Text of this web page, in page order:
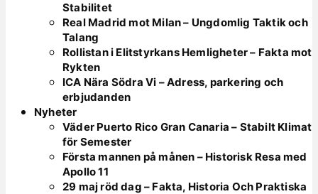
Stabilitet
Real Madrid mot Milan – Ungdomlig Taktik och
Talang
Rollistan i Elitstyrkans Hemligheter – Fakta mot
Rykten
ICA Nära Södra Vi – Adress, parkering och
erbjudanden
Nyheter
Väder Puerto Rico Gran Canaria – Stabilt Klimat
för Semester
Första mannen på månen – Historisk Resa med
Apollo 11
29 maj röd dag – Fakta, Historia Och Praktiska